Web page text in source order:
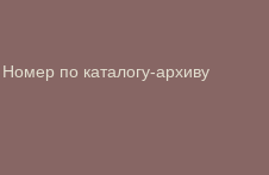
Номер по каталогу-архиву